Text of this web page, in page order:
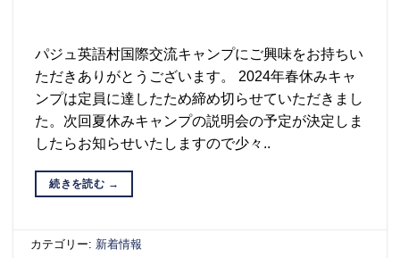
パジュ英語村国際交流キャンプにご興味をお持ちい
ただきありがとうございます。 2024年春休みキャ
ンプは定員に達したため締め切らせていただきまし
た。次回夏休みキャンプの説明会の予定が決定しま
したらお知らせいたしますので少々..
続きを読む →
カテゴリー: 新着情報